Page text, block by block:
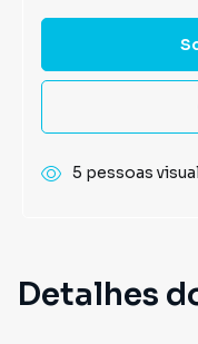
Detalhes
5 pessoas